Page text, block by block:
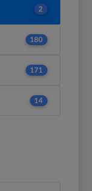
2
180
171
14